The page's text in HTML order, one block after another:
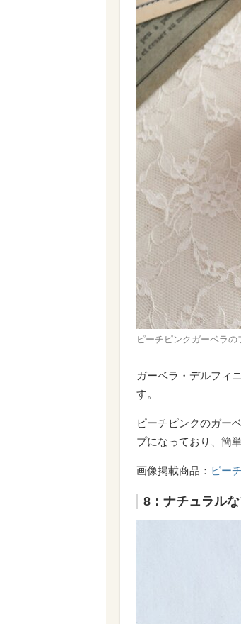
ピーチピンクガーベラ
ガーベラ・デルフィ
す。
ピーチピンクのガー
プになっており、簡
画像掲載商品： ピー
8：ナチュラル